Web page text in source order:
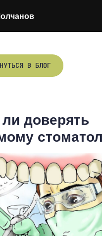
В БЛОГ
доверять